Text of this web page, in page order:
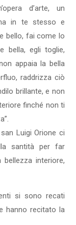
d’arte, un
in te stesso e
bello, fai come lo
bella, egli toglie,
appaia la bella
raddrizza ciò
brillante, e non
finché non ti
Luigi Orione ci
santità per far
interiore,
si sono recati
hanno recitato la